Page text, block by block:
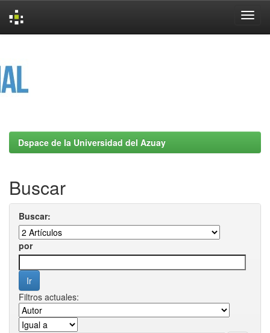
Dspace de la Universidad del Azuay
Buscar
Buscar:
por
Filtros actuales: